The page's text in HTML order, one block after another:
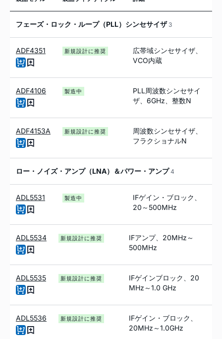
フェーズ・ロック・ループ（PLL）シンセサイザ 3
ADF4351 新規設計に推奨
広帯域シンセサイザ、
VCO内蔵
ADF4106 製造中
PLL周波数シンセサイ
ザ、6GHz、整数N
ADF4153A 新規設計に推奨
周波数シンセサイザ、
フラクショナルN
ロー・ノイズ・アンプ（LNA）＆パワー・アンプ4
ADL5531 製造中
IFゲイン・ブロック、
20～500MHz
ADL5534 新規設計に推奨 IFアンプ、20MHz ～
500MHz
ADL5535 新規設計に推奨
IFゲインブロック、20
MHz ～1.0 GHz
ADL5536 新規設計に推奨
IFゲイン・ブロック、
20MHz～1.0GHz